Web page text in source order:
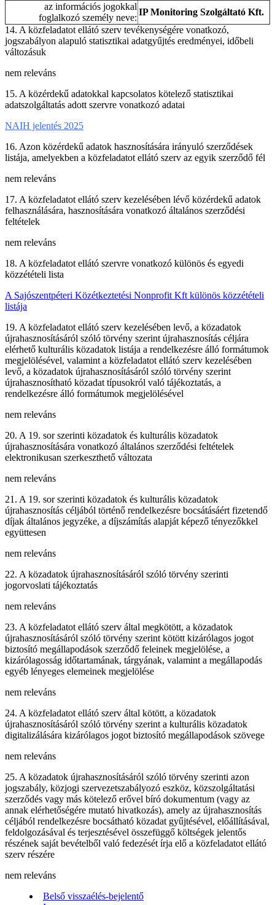
az információs jogokkal
foglalkozó személy neve:
IP Monitoring Szolgáltató Kft.
14. A közfeladatot ellátó szerv tevékenységére vonatkozó,
jogszabályon alapuló statisztikai adatgyűjtés eredményei, időbeli
változásuk
nem releváns
15. A közérdekű adatokkal kapcsolatos kötelező statisztikai
adatszolgáltatás adott szervre vonatkozó adatai
NAIH jelentés 2025
16. Azon közérdekű adatok hasznosítására irányuló szerződések
listája, amelyekben a közfeladatot ellátó szerv az egyik szerződő fél
nem releváns
17. A közfeladatot ellátó szerv kezelésében lévő közérdekű adatok
felhasználására, hasznosítására vonatkozó általános szerződési
feltételek
nem releváns
18. A közfeladatot ellátó szervre vonatkozó különös és egyedi
közzétételi lista
A Sajószentpéteri Közétkeztetési Nonprofit Kft különös közzétételi
listája
19. A közfeladatot ellátó szerv kezelésében levő, a közadatok
újrahasznosításáról szóló törvény szerint újrahasznosítás céljára
elérhető kulturális közadatok listája a rendelkezésre álló formátumok
megjelölésével, valamint a közfeladatot ellátó szerv kezelésében
levő, a közadatok újrahasznosításáról szóló törvény szerint
újrahasznosítható közadat típusokról való tájékoztatás, a
rendelkezésre álló formátumok megjelölésével
nem releváns
20. A 19. sor szerinti közadatok és kulturális közadatok
újrahasznosítására vonatkozó általános szerződési feltételek
elektronikusan szerkeszthető változata
nem releváns
21. A 19. sor szerinti közadatok és kulturális közadatok
újrahasznosítás céljából történő rendelkezésre bocsátásáért fizetendő
díjak általános jegyzéke, a díjszámítás alapját képező tényezőkkel
együttesen
nem releváns
22. A közadatok újrahasznosításáról szóló törvény szerinti
jogorvoslati tájékoztatás
nem releváns
23. A közfeladatot ellátó szerv által megkötött, a közadatok
újrahasznosításáról szóló törvény szerint kötött kizárólagos jogot
biztosító megállapodások szerződő feleinek megjelölése, a
kizárólagosság időtartamának, tárgyának, valamint a megállapodás
egyéb lényeges elemeinek megjelölése
nem releváns
24. A közfeladatot ellátó szerv által kötött, a közadatok
újrahasznosításáról szóló törvény szerint a kulturális közadatok
digitalizálására kizárólagos jogot biztosító megállapodások szövege
nem releváns
25. A közadatok újrahasznosításáról szóló törvény szerinti azon
jogszabály, közjogi szervezetszabályozó eszköz, közszolgáltatási
szerződés vagy más kötelező erővel bíró dokumentum (vagy az
annak elérhetőségére mutató hivatkozás), amely az újrahasznosítás
céljából rendelkezésre bocsátható közadat gyűjtésével, előállításával,
feldolgozásával és terjesztésével összefüggő költségek jelentős
részének saját bevételből való fedezését írja elő a közfeladatot ellátó
szerv részére
nem releváns
Belső visszaélés-bejelentő